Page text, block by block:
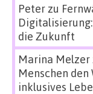
Peterzu
die Zukunft
Marina Melzer
Menschen
inklusives